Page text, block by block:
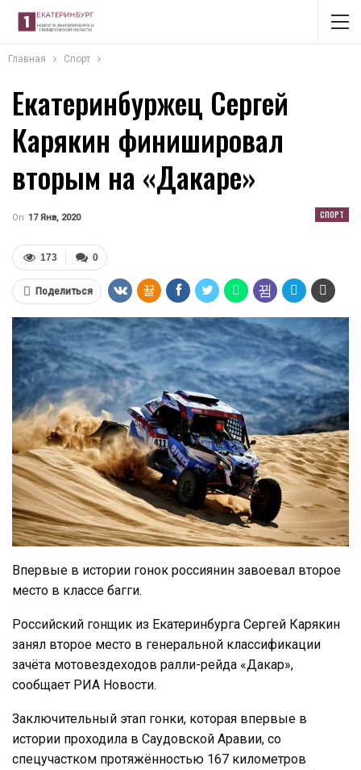
Главная Спорт
Екатеринбуржец Сергей
Карякин финишировал
вторым на «Дакаре»
СПОРТ
On 17 Янв, 2020
0
173
Поделиться
Впервые в истории гонок россиянин завоевал второе
место в классе багги.
Российский гонщик из Екатеринбурга Сергей Карякин
занял второе место в генеральной классификации
зачёта мотовездеходов ралли-рейда «Дакар»,
сообщает РИА Новости.
Заключительный этап гонки, которая впервые в
истории проходила в Саудовской Аравии, со
спецучастком протяжённостью 167 километров